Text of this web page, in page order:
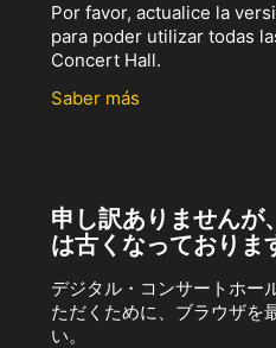
Por favor, actualice la
para poder utilizar todas
Concert Hall.
Saber más
申し訳ありませんが
は古くなっておりま
デジタル・コンサートホー
ただくために、ブラウザを
い。